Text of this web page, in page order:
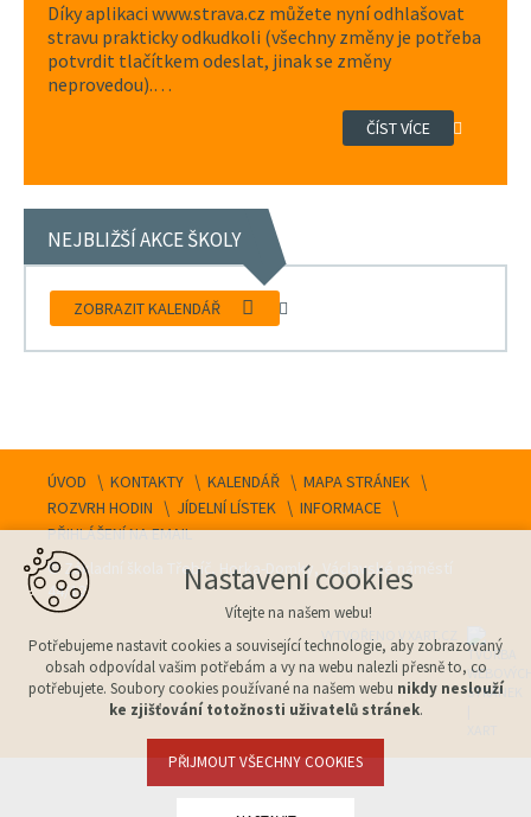
Nastavení cookies
Vítejte na našem webu!
Potřebujeme nastavit cookies a související technologie, aby zobrazovaný
obsah odpovídal vašim potřebám a vy na webu nalezli přesně to, co
potřebujete. Soubory cookies používané na našem webu nikdy neslouží
ke zjišťování totožnosti uživatelů stránek.
PŘIJMOUT VŠECHNY COOKIES
Díky aplikaci www.strava.cz můžete nyní odhlašovat
stravu prakticky odkudkoli (všechny změny je potřeba
potvrdit tlačítkem odeslat, jinak se změny
neprovedou).…
ČÍST VÍCE
NEJBLIŽŠÍ AKCE ŠKOLY
ZOBRAZIT KALENDÁŘ
ÚVOD KONTAKTY KALENDÁŘ
MAPA STRÁNEK
ROZVRH HODIN
JÍDELNÍ LÍSTEK
INFORMACE
PŘIHLÁŠENÍ NA EMAIL
© Základní škola Třebíč, Horka-Domky, Václavské náměstí
44/12
VYTVOŘENO V XART.CZ